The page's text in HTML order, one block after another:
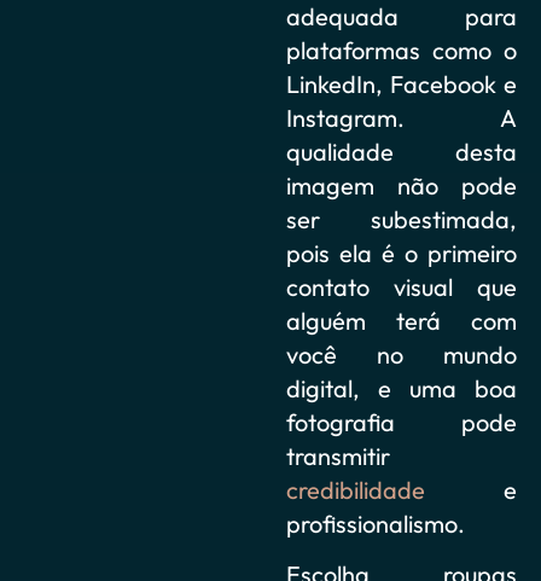
adequada para
plataformas como o
LinkedIn, Facebook e
Instagram. A
qualidade desta
imagem não pode
ser subestimada,
pois ela é o primeiro
contato visual que
alguém terá com
você no mundo
digital, e uma boa
fotografia pode
transmitir
credibilidade e
profissionalismo.
Escolha roupas